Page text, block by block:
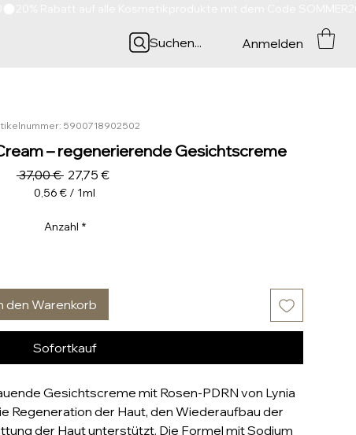
Suchen... Anmelden
5900718902502
– regenerierende Gesichtscreme
37,00 € Standardpreis
27,75 €Sale-
0,56 € / 1ml
pro
Anzahl *
den Warenkorb
Sofortkauf
Gesichtscreme mit Rosen-PDRN von Lynia
Regeneration der Haut, den Wiederaufbau der
der Haut unterstützt. Die Formel mit Sodium